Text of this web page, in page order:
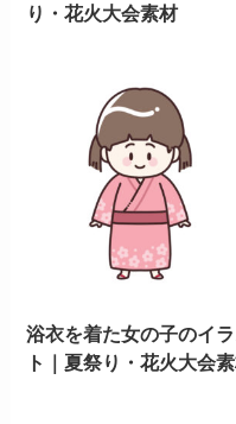
り・花火大会素材
浴衣を着た女の子のイ
ト｜夏祭り・花火大会